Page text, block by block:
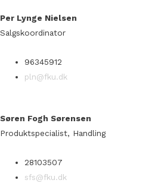
Per Lynge Nielsen
Salgskoordinator
96345912
pln@fku.dk
Søren Fogh Sørensen
Produktspecialist, Handling
28103507
sfs@fku.dk